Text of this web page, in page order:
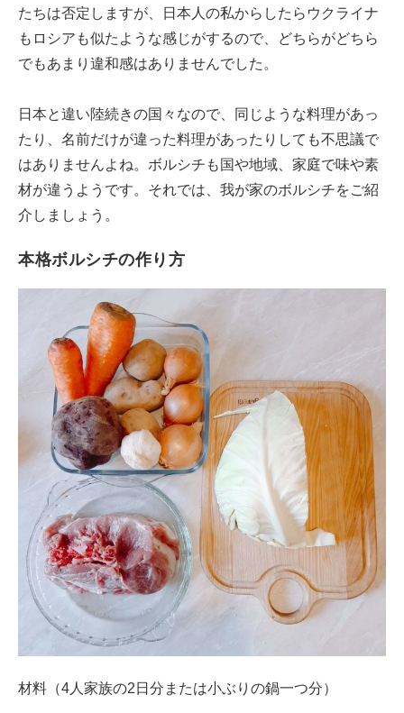
たちは否定しますが、日本人の私からしたらウクライナ
もロシアも似たような感じがするので、どちらがどちら
でもあまり違和感はありませんでした。
日本と違い陸続きの国々なので、同じような料理があっ
たり、名前だけが違った料理があったりしても不思議で
はありませんよね。ボルシチも国や地域、家庭で味や素
材が違うようです。それでは、我が家のボルシチをご紹
介しましょう。
本格ボルシチの作り方
材料（4人家族の2日分または小ぶりの鍋一つ分）